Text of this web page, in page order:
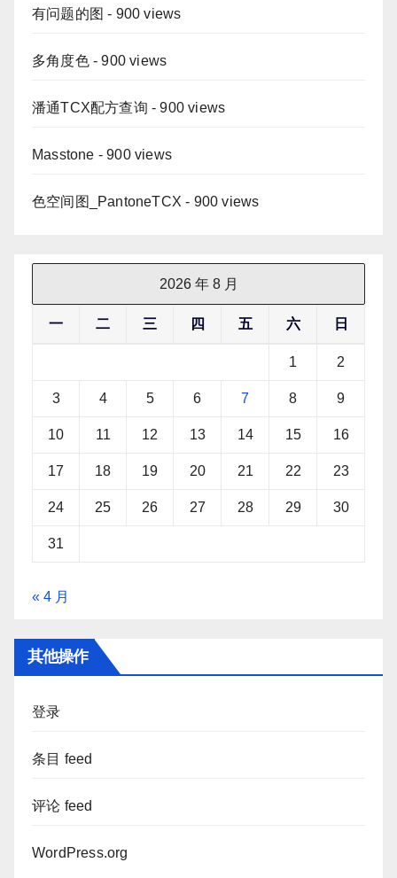
有问题的图 - 900 views
多角度色- 900 views
潘通TCX配方查询 - 900 views
Masstone - 900 views
色空间图_PantoneTCX - 900 views
2026 年 8 月
一 二 三 四 五 六 日
1 2
3 4 5 6 7 8 9
10 11 12 13 14 15 16
17 18 19 20 21 22 23
24 25 26 27 28 29 30
31
« 4 月
其他操作
登录
条目 feed
评论 feed
WordPress.org